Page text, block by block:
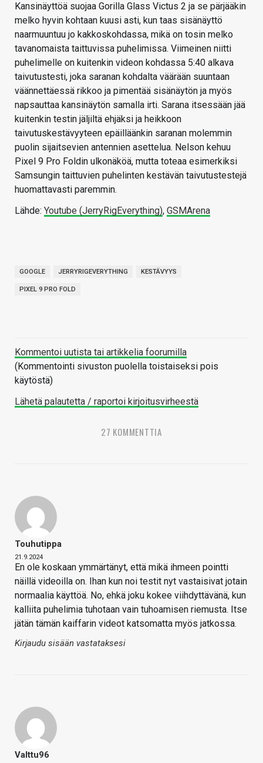
Kansinäyttöä suojaa Gorilla Glass Victus 2 ja se pärjääkin
melko hyvin kohtaan kuusi asti, kun taas sisänäyttö
naarmuuntuu jo kakkoskohdassa, mikä on tosin melko
tavanomaista taittuvissa puhelimissa. Viimeinen niitti
puhelimelle on kuitenkin videon kohdassa 5:40 alkava
taivutustesti, joka saranan kohdalta väärään suuntaan
väännettäessä rikkoo ja pimentää sisänäytön ja myös
napsauttaa kansinäytön samalla irti. Sarana itsessään jää
kuitenkin testin jäljiltä ehjäksi ja heikkoon
taivutuskestävyyteen epäilläänkin saranan molemmin
puolin sijaitsevien antennien asettelua. Nelson kehuu
Pixel 9 Pro Foldin ulkonäköä, mutta toteaa esimerkiksi
Samsungin taittuvien puhelinten kestävän taivutustestejä
huomattavasti paremmin.
Lähde: Youtube (JerryRigEverything), GSMArena
GOOGLE JERRYRIGEVERYTHING KESTÄVYYS
PIXEL 9 PRO FOLD
Kommentoi uutista tai artikkelia foorumilla
(Kommentointi sivuston puolella toistaiseksi pois
käytöstä)
Lähetä palautetta / raportoi kirjoitusvirheestä
27 KOMMENTTIA
Touhutippa
21.9.2024
En ole koskaan ymmärtänyt, että mikä ihmeen pointti
näillä videoilla on. Ihan kun noi testit nyt vastaisivat jotain
normaalia käyttöä. No, ehkä joku kokee viihdyttävänä, kun
kalliita puhelimia tuhotaan vain tuhoamisen riemusta. Itse
jätän tämän kaiffarin videot katsomatta myös jatkossa.
Kirjaudu sisään vastataksesi
Valttu96